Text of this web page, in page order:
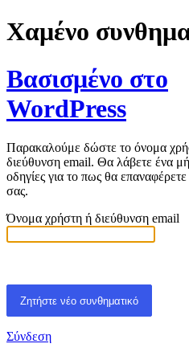
Χαμένο
Βασισμένο στο
WordPress
Παρακαλούμε δώστε το όνομα
διεύθυνση email. Θα λάβετε ένα
οδηγίες για το πως θα
σας.
Όνομα χρήστη ή διεύθυνση email
Σύνδεση